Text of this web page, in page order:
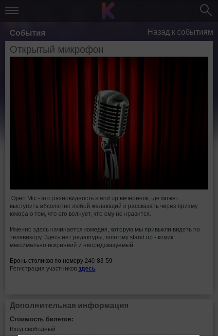
События Назад к событиям
Открытый микрофон
Open Mic - это разновидность stand up вечеринок, где может
выступить абсолютно любой желающий и рассказать через призму
юмора о том, что его волнует, что ему не нравится.
Именно здесь начинается комедия, которую мы привыкли видеть по
телевизору. Здесь нет редактуры, поэтому stand up - комик
максимально искренний и непредсказуемый.
Бронь столиков по номеру 240-83-59
Регистрация участников здесь
Дополнительная информация
Стоимость билетов:
Вход свободный